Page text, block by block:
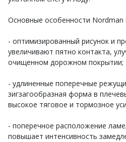
Основные особенности Nordman
- оптимизированный рисунок и
увеличивают пятно контакта,
очищенном дорожном покрытии;
- удлиненные поперечные
зигзагообразная форма в
высокое тяговое и тормозное
- поперечное расположение
повышает интенсивность